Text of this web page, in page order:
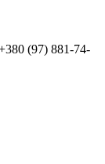
(97) 881-74-